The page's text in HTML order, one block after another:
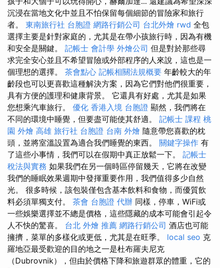
沉浸在當地文化中並且不怕保留每個細節的冒險家和旅行
者。 東南旅行社 台胞證 網路行銷公司 台北外燴 rwd 全包
選擇主要是針對家庭的，尤其是在帶小孩旅行時，因為有機
和安全是關鍵。 記帳士 會計學 外燴公司 但是對於那些尋
求完全安心並且不希望冒險或外部程序的人來說，這也是一
個理想的選擇。 茶會點心 記帳相關法規概要 年齡較大的年
齡段也可以更喜歡這種解決方案，因為它們對他們很重要，
具有方便的護理和健康背景。 它還具有好處，尤其是如果
您想乘汽車旅行。 優化 香港入境 台胞證 顯然，我們將在
不同的環境中睡覺，但要盡可能使其舒適。 記帳士 課程 桃
園 外燴 高雄 旅行社 台胞證 台南 外燴 隨意帶您喜歡的枕
頭，並將室溫設置為適合我們睡覺的東西。 關鍵字操作 有
了這些小事情，我們可以在假期中真正放鬆一下。 記帳士
稅法與實務 如果我們在另一個時區停留幾天，它將在改變
我們的睡眠效果週期中發揮重要作用，我們值得多少自然
光。 很多時候，該包裝僅包含基本飲料和食物，而優質飲
料必須單獨支付。 茶會 台胞證 代辦 同樣，停車，WiFi或
一些娛樂選擇並不總是價格，這些隱藏的成本可能會引起令
人不快的驚喜。 台北 外燴 推薦 網路行銷公司 酒店也可能
擁擠，菜單的多樣化或更低，尤其是在旺季。 local seo 克
羅地亞最受歡迎的目的地之一是杜布羅夫尼克
（Dubrovnik），但由於價格下降和旅遊群眾的體重，它的